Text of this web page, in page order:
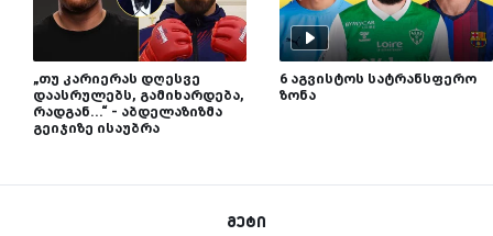
„თუ კარიერას დღესვე
დაასრულებს, გამიხარდება,
რადგან...“ - აბდელაზიზმა
გეიჯიზე ისაუბრა
6 აგვისტოს სატრანსფერო
ზონა
მეტი